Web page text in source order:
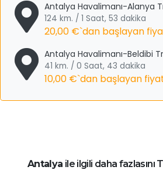
Antalya Havalimanı-Alanya
124 km. / 1 Saat, 53 dakika
20,00 €`dan başlayan
Antalya Havalimanı-Beldibi
41 km. / 0 Saat, 43 dakika
10,00 €`dan başlayan
Antalya ile ilgili daha